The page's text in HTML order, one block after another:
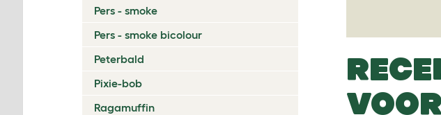
Pers - smoke
Pers - smoke bicolour
Peterbald
Pixie-bob
Ragamuffin